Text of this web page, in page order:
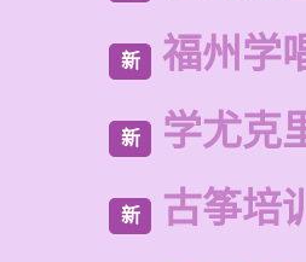
新 福州学
新 学尤克
新 古筝培